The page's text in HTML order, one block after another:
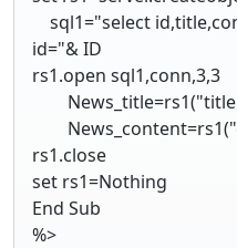
sql1="select
id="& ID
rs1.open sql1,conn,3,3
rs1.close
set rs1=Nothing
End Sub
%>